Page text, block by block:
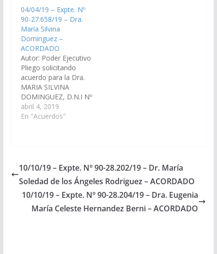
Judicial del
Centro. (Expte. Nº 90-
25.126/16 - A la
Comisión de Justicia,
Acuerdos y
Designaciones).
Acordado el
08/09/2016
04/04/19 – Expte. Nº
90-27.658/19 – Dra.
María Silvina
Dominguez –
ACORDADO
Autor: Poder Ejecutivo
Pliego solicitando
acuerdo para la Dra.
MARIA SILVINA
DOMINGUEZ, D.N.I Nº
20.709.341, como Juez
de la Cámara de
Comisión de Justicia,
Designaciones).
Acordado el
23/05/2019
abril 4, 2019
En "Acuerdos"
10/10/19 – Expte. Nº 90-28.202/19 – Dr. María
Soledad de los Ángeles Rodriguez – ACORDADO
10/10/19 – Expte. Nº 90-28.204/19 – Dra. Eugenia
María Celeste Hernandez Berni – ACORDADO